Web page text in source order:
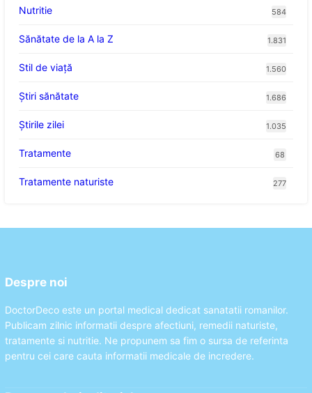
Nutritie 584
Sănătate de la A la Z 1.831
Stil de viaţă 1.560
Ştiri sănătate 1.686
Știrile zilei 1.035
Tratamente 68
Tratamente naturiste 277
Despre noi
DoctorDeco este un portal medical dedicat sanatatii romanilor.
Publicam zilnic informatii despre afectiuni, remedii naturiste,
tratamente si nutritie. Ne propunem sa fim o sursa de referinta
pentru cei care cauta informatii medicale de incredere.